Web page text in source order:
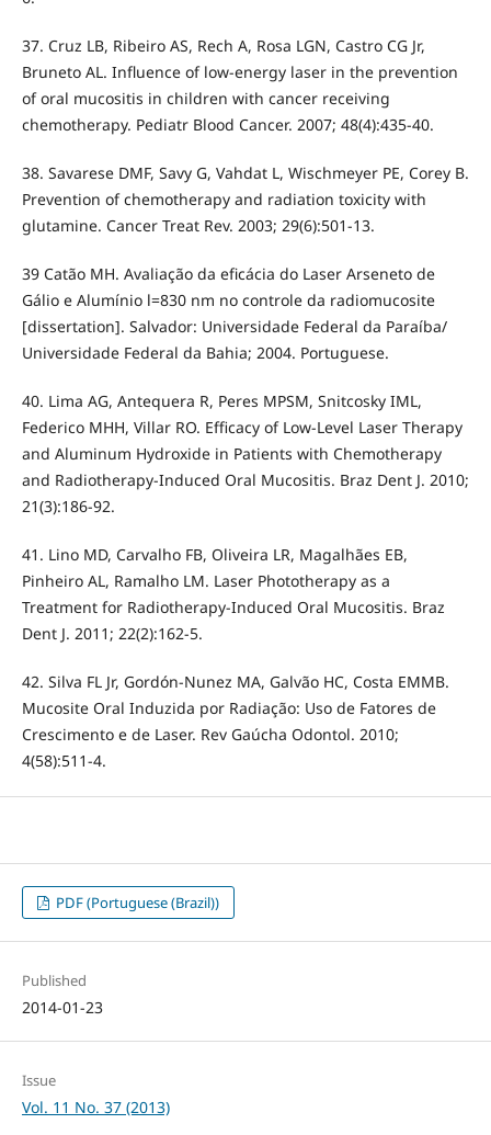
37. Cruz LB, Ribeiro AS, Rech A, Rosa LGN, Castro CG Jr,
Bruneto AL. Influence of low-energy laser in the prevention
of oral mucositis in children with cancer receiving
chemotherapy. Pediatr Blood Cancer. 2007; 48(4):435-40.
38. Savarese DMF, Savy G, Vahdat L, Wischmeyer PE, Corey B.
Prevention of chemotherapy and radiation toxicity with
glutamine. Cancer Treat Rev. 2003; 29(6):501-13.
39 Catão MH. Avaliação da eficácia do Laser Arseneto de
Gálio e Alumínio l=830 nm no controle da radiomucosite
[dissertation]. Salvador: Universidade Federal da Paraíba/
Universidade Federal da Bahia; 2004. Portuguese.
40. Lima AG, Antequera R, Peres MPSM, Snitcosky IML,
Federico MHH, Villar RO. Efficacy of Low-Level Laser Therapy
and Aluminum Hydroxide in Patients with Chemotherapy
and Radiotherapy-Induced Oral Mucositis. Braz Dent J. 2010;
21(3):186-92.
41. Lino MD, Carvalho FB, Oliveira LR, Magalhães EB,
Pinheiro AL, Ramalho LM. Laser Phototherapy as a
Treatment for Radiotherapy-Induced Oral Mucositis. Braz
Dent J. 2011; 22(2):162-5.
42. Silva FL Jr, Gordón-Nunez MA, Galvão HC, Costa EMMB.
Mucosite Oral Induzida por Radiação: Uso de Fatores de
Crescimento e de Laser. Rev Gaúcha Odontol. 2010;
4(58):511-4.
PDF (Portuguese (Brazil))
Published
2014-01-23
Issue
Vol. 11 No. 37 (2013)